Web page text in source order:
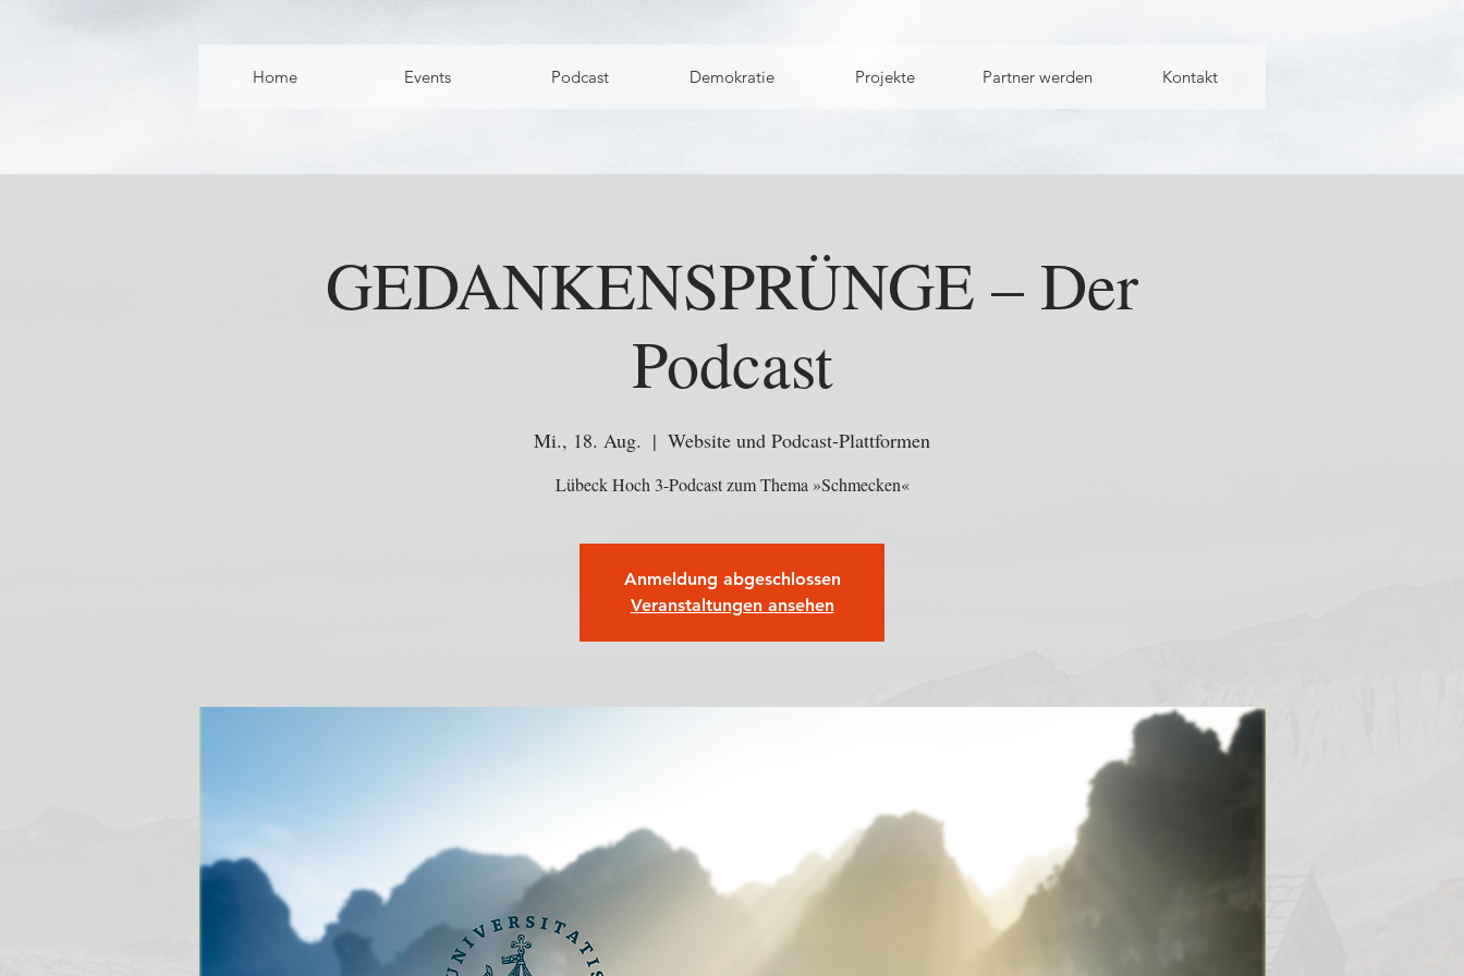
Home Events Podcast Demokratie Projekte Partner werden Kontakt
GEDANKENSPRÜNGE – Der
Podcast
Mi., 18. Aug.
  |
Website und Podcast-Plattformen
Lübeck Hoch 3-Podcast zum Thema »Schmecken«
Anmeldung abgeschlossen
Veranstaltungen ansehen